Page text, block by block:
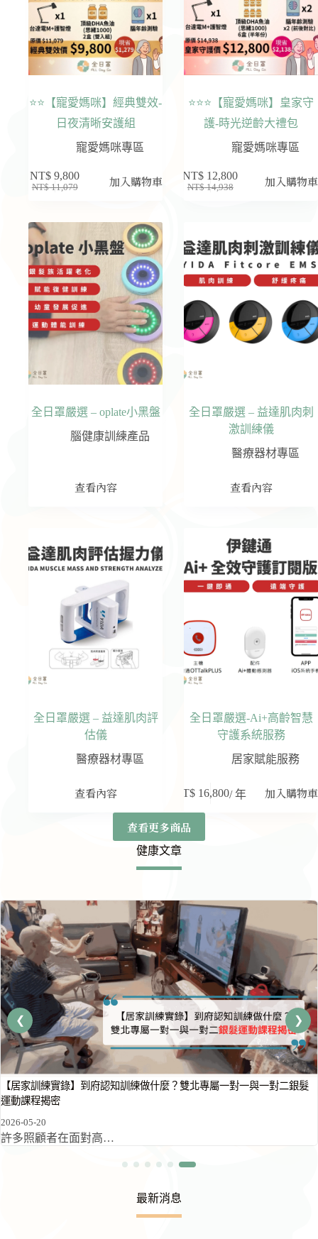
⭐⭐【寵愛媽咪】經典雙效-
日夜清晰安護組
寵愛媽咪專區
NT$11,079
原
價
格：
NT$ 11,079。
NT$ 9,800
目
價
格：
NT$ 9,800。
加入購物車
⭐⭐⭐【寵愛媽咪】皇家守
護-時光逆齡大禮包
寵愛媽咪專區
NT$14,938
原
格：
NT$ 14,938。
NT$ 12,800
目
格：
NT$ 12,800。
加入購物車
全日罩嚴選 – oplate小黑盤
腦健康訓練產品
查看內容
全日罩嚴選 – 益達肌肉刺
激訓練儀
醫療器材專區
查看內容
全日罩嚴選 – 益達肌肉評
估儀
醫療器材專區
查看內容
全日罩嚴選-Ai+高齡智慧
守護系統服務
居家賦能服務
NT$ 16,800/ 年 加入購物車
查看更多商品
健康文章
【居家訓練實錄】到府認知訓練做什麼？雙北專屬一對一與一對二銀髮
運動課程揭密
2026-05-20
許多照顧者在面對高…
最新消息